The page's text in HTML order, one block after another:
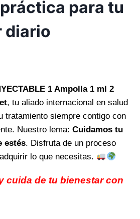
para tu
diario
1 Ampolla 1 ml 2
, tu aliado internacional en salud
tratamiento siempre contigo con
Nuestro lema: Cuidamos tu
estés. Disfruta de un proceso
lo que necesitas.
cuida de tu bienestar con